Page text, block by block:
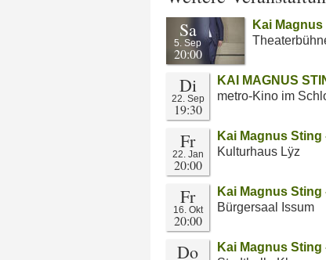
Sa
5. Sep
20:00
Kai
Di
22. Sep
19:30
KAI MAGNUS
metro-Kino im
Fr
22. Jan
20:00
Kai Magnus
Kulturhaus Lÿz
Fr
16. Okt
20:00
Kai Magnus
Bürgersaal Issum
Do
Kai Magnus